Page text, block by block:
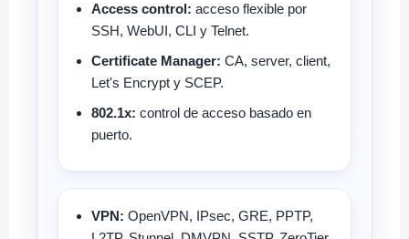
Access control: acceso flexible por
SSH, WebUI, CLI y Telnet.
Certificate Manager: CA, server, client,
Let's Encrypt y SCEP.
802.1x: control de acceso basado en
puerto.
VPN: OpenVPN, IPsec, GRE, PPTP,